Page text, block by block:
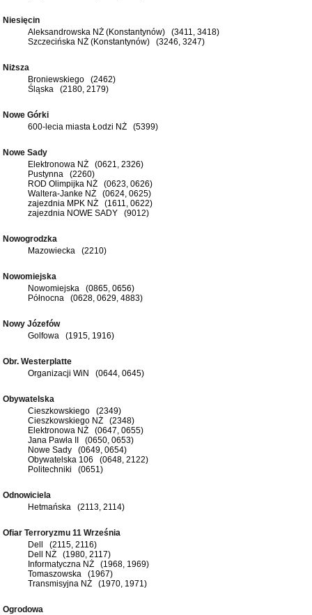
Niesięcin
Aleksandrowska NŻ (Konstantynów) (3411, 3418)
Szczecińska NŻ (Konstantynów) (3246, 3247)
Niższa
Broniewskiego (2462)
Śląska (2180, 2179)
Nowe Górki
600-lecia miasta Łodzi NŻ (5399)
Nowe Sady
Elektronowa NŻ (0621, 2326)
Pustynna (2260)
ROD Olimpijka NŻ (0623, 0626)
Waltera-Janke NŻ (0624, 0625)
zajezdnia MPK NŻ (1611, 0622)
zajezdnia NOWE SADY (9012)
Nowogrodzka
Mazowiecka (2210)
Nowomiejska
Nowomiejska (0865, 0656)
Północna (0628, 0629, 4883)
Nowy Józefów
Golfowa (1915, 1916)
Obr. Westerplatte
Organizacji WiN (0644, 0645)
Obywatelska
Cieszkowskiego (2349)
Cieszkowskiego NŻ (2348)
Elektronowa NŻ (0647, 0655)
Jana Pawła II (0650, 0653)
Nowe Sady (0649, 0654)
Obywatelska 106 (0648, 2122)
Politechniki (0651)
Odnowiciela
Hetmańska (2113, 2114)
Ofiar Terroryzmu 11 Września
Dell (2115, 2116)
Dell NŻ (1980, 2117)
Informatyczna NŻ (1968, 1969)
Tomaszowska (1967)
Transmisyjna NŻ (1970, 1971)
Ogrodowa